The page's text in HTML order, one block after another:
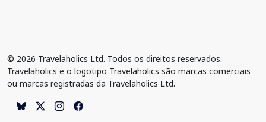
© 2026 Travelaholics Ltd. Todos os direitos reservados.
Travelaholics e o logotipo Travelaholics são marcas comerciais
ou marcas registradas da Travelaholics Ltd.